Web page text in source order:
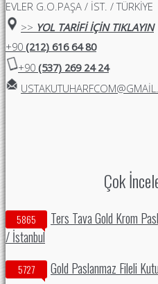
EVLER G.O.PAŞA / İST. / TÜRKİYE
>> YOL TARİFİ İÇİN TIKLAYIN
+90 (212) 616 64 80
+90 (537) 269 24 24
Çok
5865
Ters Tava Gold Krom
/ İstanbul
5727 Gold Paslanmaz Fileli